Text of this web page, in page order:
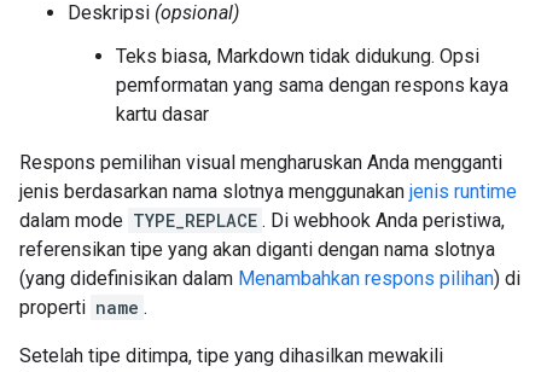
Deskripsi (opsional)
Teks biasa, Markdown tidak didukung. Opsi
pemformatan yang sama dengan respons kaya
kartu dasar
Respons pemilihan visual mengharuskan Anda mengganti
jenis berdasarkan nama slotnya menggunakan jenis runtime
dalam mode TYPE_REPLACE . Di webhook Anda peristiwa,
referensikan tipe yang akan diganti dengan nama slotnya
(yang didefinisikan dalam Menambahkan respons pilihan) di
properti name .
Setelah tipe ditimpa, tipe yang dihasilkan mewakili